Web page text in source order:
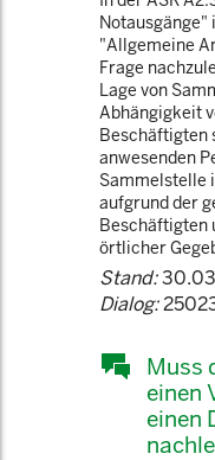
"Allgemeine
Frage
Lage von
Abhängigkeit
Beschäftigten
anwesenden
Sammelstelle
aufgrund der
Beschäftigten
örtlicher
Stand:
Dialog:
Muss
einen
einen